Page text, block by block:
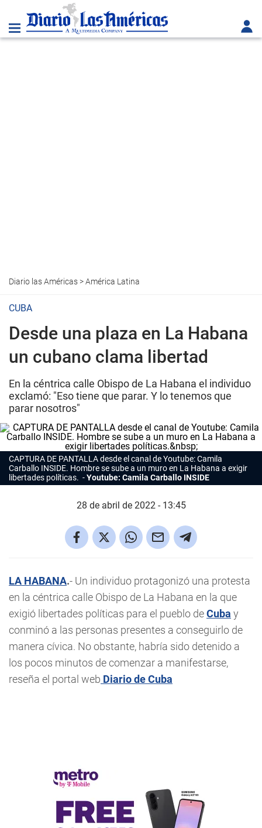
Diario las Américas>América Latina
CUBA
Desde una plaza en La Habana
un cubano clama libertad
En la céntrica calle Obispo de La Habana el individuo
exclamó: "Eso tiene que parar. Y lo tenemos que
parar nosotros"
CAPTURA DE PANTALLA desde el canal de Youtube: Camila
Carballo INSIDE. Hombre se sube a un muro en La Habana a exigir
libertades políticas.
Youtube: Camila Carballo INSIDE
28 de abril de 2022 - 13:45
LA HABANA.- Un individuo protagonizó una protesta
en la céntrica calle Obispo de La Habana en la que
exigió libertades políticas para el pueblo deCuba y
conminó a las personas presentes a conseguirlo de
manera cívica. No obstante, habría sido detenido a
los pocos minutos de comenzar a manifestarse,
reseña el portal web Diario de Cuba